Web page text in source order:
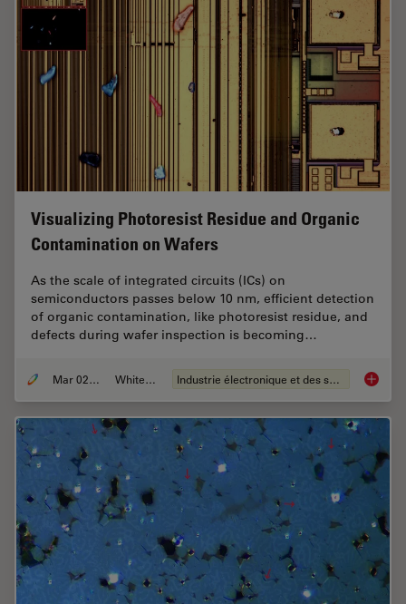
Visualizing Photoresist Residue and Organic
Contamination on Wafers
As the scale of integrated circuits (ICs) on
semiconductors passes below 10 nm, efficient detection
of organic contamination, like photoresist residue, and
defects during wafer inspection is becoming…
Mar 02, 2026 Whitepaper Industrie électronique et des semi-conducteurs